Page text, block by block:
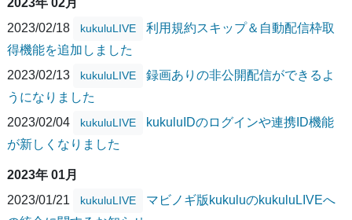
2023/02/18
kukuluLIVE
利用規約スキップ＆自動配信枠取
得機能を追加しました
2023/02/13
kukuluLIVE
録画ありの非公開配信ができるよ
うになりました
2023/02/04
kukuluLIVE
kukuluIDのログインや連携ID機能
が新しくなりました
2023年 01月
2023/01/21
kukuluLIVE
マビノギ版kukuluのkukuluLIVEへ